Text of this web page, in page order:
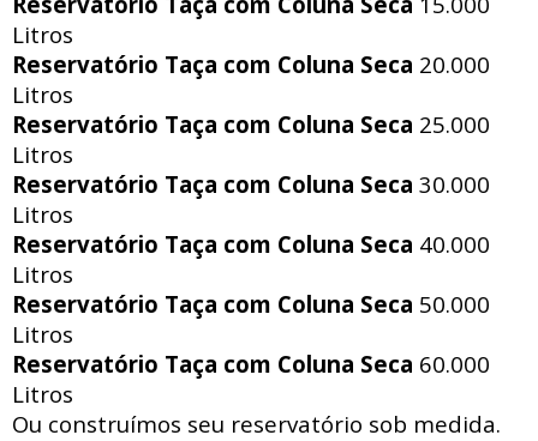
Litros
Reservatório Taça com Coluna Seca 20.000
Litros
Reservatório Taça com Coluna Seca 25.000
Litros
Reservatório Taça com Coluna Seca 30.000
Litros
Reservatório Taça com Coluna Seca 40.000
Litros
Reservatório Taça com Coluna Seca 50.000
Litros
Reservatório Taça com Coluna Seca 60.000
Litros
Ou construímos seu reservatório sob medida.